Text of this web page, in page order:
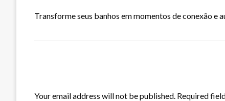
Transforme seus banhos em momentos de conexão e
Your email address will not be published. Required